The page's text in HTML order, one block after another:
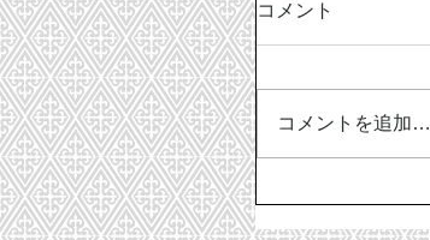
コメント
コメントを追加…